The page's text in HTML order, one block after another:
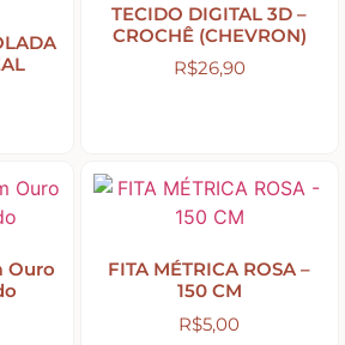
– Primers – Gesso
TECIDO DIGITAL 3D –
CROCHÊ (CHEVRON)
R$26,90
Ouro
FITA MÉTRICA ROSA –
150 CM
R$5,00